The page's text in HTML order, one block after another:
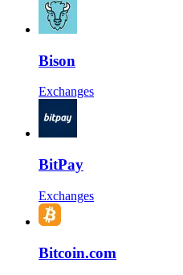
Bison
Exchanges
BitPay
Exchanges
Bitcoin.com